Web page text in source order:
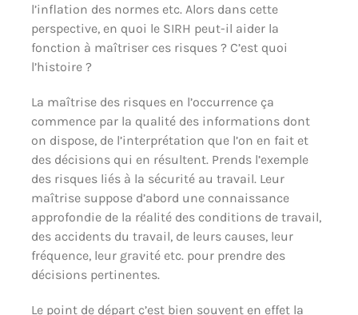
l’inflation des normes etc. Alors dans cette
perspective, en quoi le SIRH peut-il aider la
fonction à maîtriser ces risques ? C’est quoi
l’histoire ?
La maîtrise des risques en l’occurrence ça
commence par la qualité des informations dont
on dispose, de l’interprétation que l’on en fait et
des décisions qui en résultent. Prends l’exemple
des risques liés à la sécurité au travail. Leur
maîtrise suppose d’abord une connaissance
approfondie de la réalité des conditions de travail,
des accidents du travail, de leurs causes, leur
fréquence, leur gravité etc. pour prendre des
décisions pertinentes.
Le point de départ c’est bien souvent en effet la